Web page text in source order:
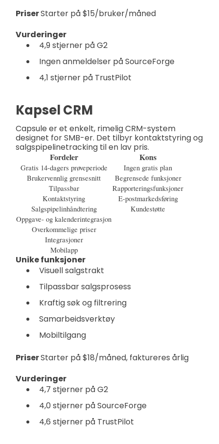
PriserStarter på $15/bruker/måned
Vurderinger
4,9 stjerner på G2
Ingen anmeldelser på SourceForge
4,1 stjerner på TrustPilot
Kapsel CRM
Capsule er et enkelt, rimelig CRM-system
designet for SMB-er. Det tilbyr kontaktstyring og
salgspipelinetracking til en lav pris.
Fordeler
Kons
Gratis 14-dagers prøveperiode
Ingen gratis plan
Brukervennlig grensesnitt
Begrensede funksjoner
Tilpassbar
Rapporteringsfunksjoner
Kontaktstyring
E-postmarkedsføring
Salgspipelinhåndtering
Kundestøtte
Oppgave- og kalenderintegrasjon
Overkommelige priser
Integrasjoner
Mobilapp
Unike funksjoner
Visuell salgstrakt
Tilpassbar salgsprosess
Kraftig søk og filtrering
Samarbeidsverktøy
Mobiltilgang
PriserStarter på $18/måned, faktureres årlig
Vurderinger
4,7 stjerner på G2
4,0 stjerner på SourceForge
4,6 stjerner på TrustPilot